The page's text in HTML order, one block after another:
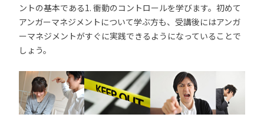
ントの基本である1. 衝動のコントロールを学びます。初めて
アンガーマネジメントについて学ぶ方も、受講後にはアンガ
ーマネジメントがすぐに実践できるようになっていることで
しょう。